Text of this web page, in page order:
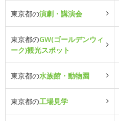
東京都の演劇・講演会
東京都のGW(ゴールデンウィ
ーク)観光スポット
東京都の水族館・動物園
東京都の工場見学